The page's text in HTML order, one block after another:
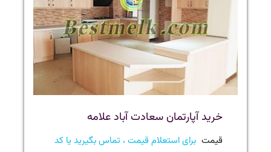
خرید آپارتمان سعادت آباد علامه
قیمت برای استعلام قیمت ، تماس بگیرید یا کد